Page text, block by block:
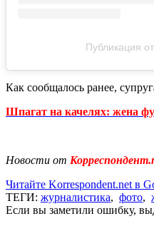
Публикация
Как сообщалось ранее,
Шпагат на качелях: жена
Новости от
Читайте Korrespondent.net в
ТЕГИ: журналистика, фото,
Если вы заметили ошибку,